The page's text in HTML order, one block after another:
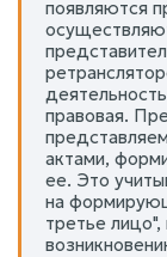
появляются
правовая.
актами,
ее. Это
на
третье